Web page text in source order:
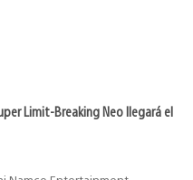
Limit-Breaking Neo llegará el